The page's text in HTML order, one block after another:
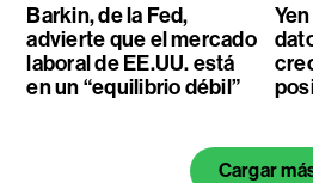
Barkin, de la Fed,
advierte que el mercado
laboral de EE.UU. está
en un “equilibrio débil”
Cargar